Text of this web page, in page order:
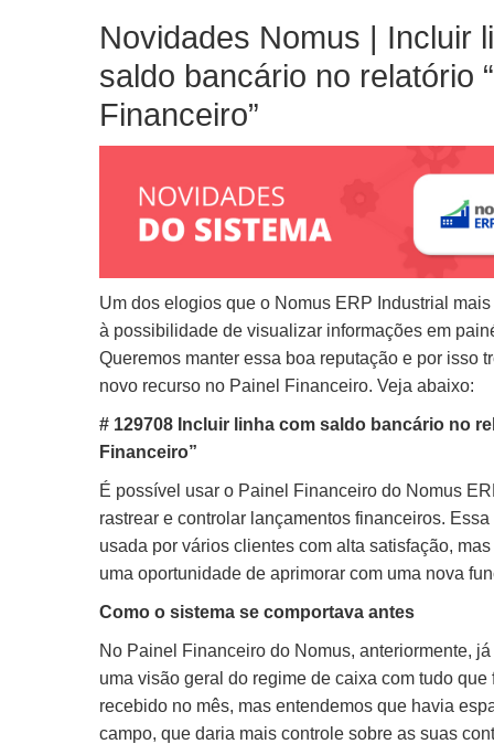
Novidades Nomus | Incluir
saldo bancário no relatório
Financeiro”
Um dos elogios que o Nomus ERP Industrial
à possibilidade de visualizar informações em
Queremos manter essa boa reputação e por isso
novo recurso no Painel Financeiro. Veja abaixo:
# 129708 Incluir linha com saldo bancário no
Financeiro”
É possível usar o Painel Financeiro do Nomus
rastrear e controlar lançamentos financeiros.
usada por vários clientes com alta satisfação,
uma oportunidade de aprimorar com uma nova
Como o sistema se comportava antes
No Painel Financeiro do Nomus, anteriormente,
uma visão geral do regime de caixa com tudo que
recebido no mês, mas entendemos que havia
campo, que daria mais controle sobre as suas